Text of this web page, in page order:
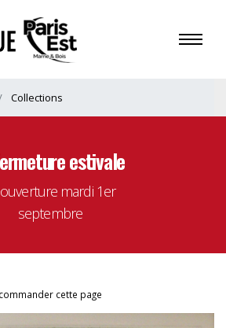
Collections
estivale
mardi 1er
septembre
cette page